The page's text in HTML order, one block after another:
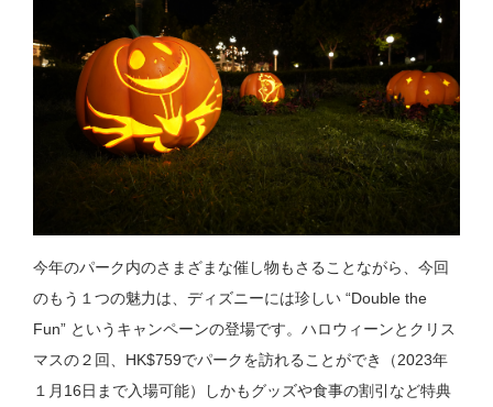
今年のパーク内のさまざまな催し物もさることながら、今回
のもう１つの魅力は、ディズニーには珍しい “Double the
Fun” というキャンペーンの登場です。ハロウィーンとクリス
マスの２回、HK$759でパークを訪れることができ（2023年
１月16日まで入場可能）しかもグッズや食事の割引など特典